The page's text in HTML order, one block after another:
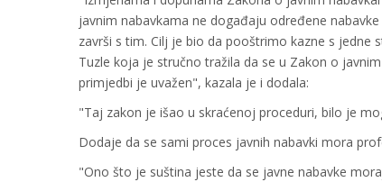
javnim nabavkama ne događaju određene
završi s tim. Cilj je bio da pooštrimo kazne s jedne
Tuzle koja je stručno tražila da se u Zakon o
primjedbi je uvažen", kazala je i dodala:
"Taj zakon je išao u skraćenoj proceduri, bilo je
Dodaje da se sami proces javnih nabavki mora
"Ono što je suština jeste da se javne nabavke